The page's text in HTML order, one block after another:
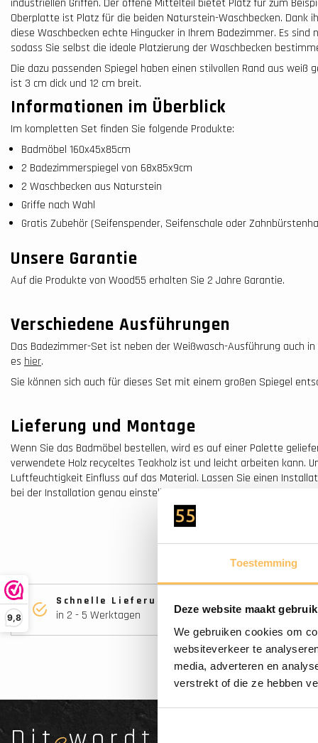
Toestemming
Deze website maakt
We gebruiken cookies om
websiteverkeer te
media, adverteren en
verstrekt of die ze hebben
9,8
industriellen Griffen. Der offene Mittelteil bietet Platz für zum
Oberplatte ist Platz für die beiden Naturstein-Waschbecken. Dank
diese Waschbecken echte Hingucker in Ihrem Badezimmer. Es sind
sodass Sie selbst die ideale Platzierung der Waschbecken
Die dazu passenden Spiegel haben einen stilvollen Rand aus weiß
ist 3 cm dick und 12 cm breit.
Informationen im Überblick
Im kompletten Set finden Sie folgende Produkte:
Badmöbel 160x45x85cm
2 Badezimmerspiegel von 68x85x9cm
2 Waschbecken aus Naturstein
Griffe nach Wahl
Gratis Zubehör (Seifenspender, Seifenschale oder
Unsere Garantie
Auf die Produkte von Wood55 erhalten Sie 2 Jahre Garantie.
Verschiedene Ausführungen
Das Badezimmer-Set ist neben der Weißwasch-Ausführung auch
es hier.
Sie können sich auch für dieses Set mit einem großen Spiegel
Lieferung und Montage
Wenn Sie das Badmöbel bestellen, wird es auf einer Palette
verwendete Holz recyceltes Teakholz ist und leicht arbeiten kann.
Luftfeuchtigkeit Einfluss auf das Material. Lassen Sie einen
bei der Installation genau einstellen.
Schnelle Lieferung
in 2 - 5 Werktagen